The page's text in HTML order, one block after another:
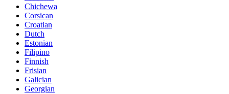
Chichewa
Corsican
Croatian
Dutch
Estonian
Filipino
Finnish
Frisian
Galician
Georgian